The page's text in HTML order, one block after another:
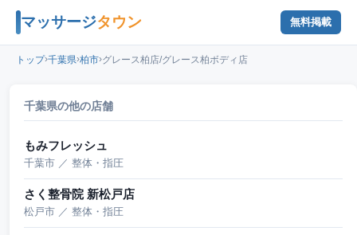
マッサージタウン 無料掲載
トップ›千葉県›柏市›グレース柏店/グレース柏ボディ店
千葉県の他の店舗
もみフレッシュ
千葉市 ／ 整体・指圧
さく整骨院 新松戸店
松戸市 ／ 整体・指圧